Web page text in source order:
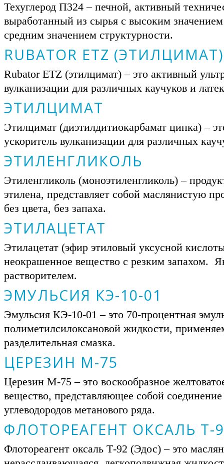
Техуглерод П324 – печной, активный
выработанный из сырья с высоким
средним значением структурности.
RUBATOR ETZ (ЭТИЛЦИМАТ)
Rubator ETZ (этилцимат) – это активный
вулканизации для различных каучуков и
ЭТИЛЦИМАТ
Этилцимат (диэтилдитиокарбамат цинка) –
ускоритель вулканизации для различных
ЭТИЛЕНГЛИКОЛЬ
Этиленгликоль (моноэтиленгликоль) –
этилена, представляет собой маслянистую
без цвета, без запаха.
ЭТИЛАЦЕТАТ
Этилацетат (эфир этиловый уксусной
неокрашенное вещество с резким запахом.
растворителем.
ЭМУЛЬСИЯ КЭ-10-01
Эмульсия КЭ-10-01 – это 70-процентная
полиметилсилоксановой жидкости,
разделительная смазка.
ЦЕРЕЗИН М-75
Церезин М-75 – это воскообразное
вещество, представляющее собой
углеводородов метанового ряда.
ФЛОТОРЕАГЕНТ ОКСАЛЬ Т-
Флотореагент оксаль Т-92 (Эдос) – это